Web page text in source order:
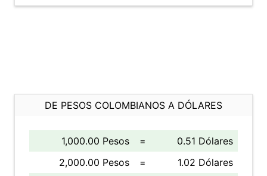
DE PESOS COLOMBIANOS A DÓLARES
1,000.00 Pesos =
0.51 Dólares
2,000.00 Pesos
=
1.02 Dólares